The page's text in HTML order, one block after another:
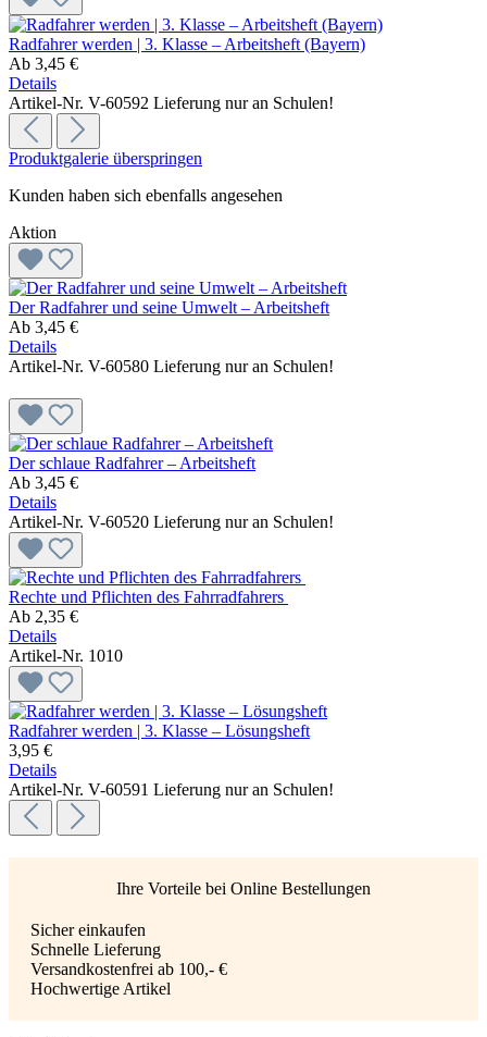
Radfahrer werden | 3. Klasse – Arbeitsheft (Bayern)
Ab 3,45 €
Details
Artikel-Nr. V-60592 Lieferung nur an Schulen!
Produktgalerie überspringen
Kunden haben sich ebenfalls angesehen
Aktion
Der Radfahrer und seine Umwelt – Arbeitsheft
Ab 3,45 €
Details
Artikel-Nr. V-60580 Lieferung nur an Schulen!
Der schlaue Radfahrer – Arbeitsheft
Ab 3,45 €
Details
Artikel-Nr. V-60520 Lieferung nur an Schulen!
Rechte und Pflichten des Fahrradfahrers
Ab 2,35 €
Details
Artikel-Nr. 1010
Radfahrer werden | 3. Klasse – Lösungsheft
3,95 €
Details
Artikel-Nr. V-60591 Lieferung nur an Schulen!
Ihre Vorteile bei Online Bestellungen
Sicher einkaufen
Schnelle Lieferung
Versandkostenfrei ab 100,- €
Hochwertige Artikel